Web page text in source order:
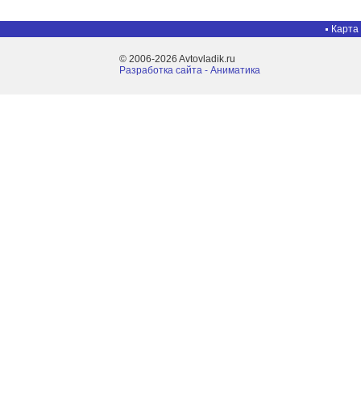
Карта
© 2006-2026 Avtovladik.ru
Разработка сайта - Aниматика